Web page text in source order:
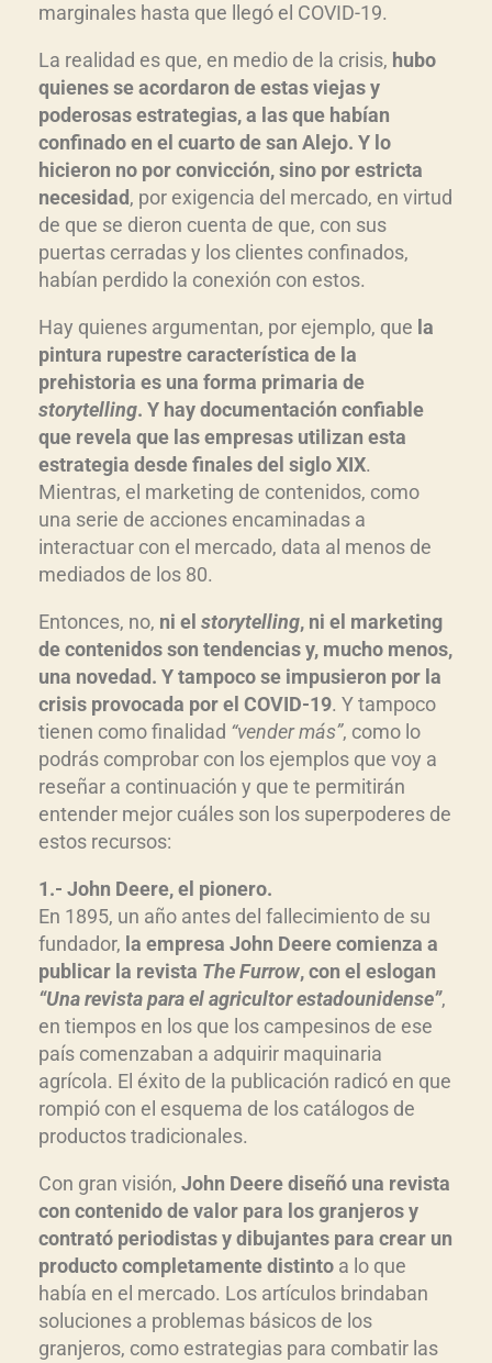
marginales hasta que llegó el COVID-19.
La realidad es que, en medio de la crisis, hubo
quienes se acordaron de estas viejas y
poderosas estrategias, a las que habían
confinado en el cuarto de san Alejo. Y lo
hicieron no por convicción, sino por estricta
necesidad, por exigencia del mercado, en virtud
de que se dieron cuenta de que, con sus
puertas cerradas y los clientes confinados,
habían perdido la conexión con estos.
Hay quienes argumentan, por ejemplo, que la
pintura rupestre característica de la
prehistoria es una forma primaria de
storytelling. Y hay documentación confiable
que revela que las empresas utilizan esta
estrategia desde finales del siglo XIX.
Mientras, el marketing de contenidos, como
una serie de acciones encaminadas a
interactuar con el mercado, data al menos de
mediados de los 80.
Entonces, no, ni el storytelling, ni el marketing
de contenidos son tendencias y, mucho menos,
una novedad. Y tampoco se impusieron por la
crisis provocada por el COVID-19. Y tampoco
tienen como finalidad “vender más”, como lo
podrás comprobar con los ejemplos que voy a
reseñar a continuación y que te permitirán
entender mejor cuáles son los superpoderes de
estos recursos:
1.- John Deere, el pionero.
En 1895, un año antes del fallecimiento de su
fundador, la empresa John Deere comienza a
publicar la revista The Furrow, con el eslogan
“Una revista para el agricultor estadounidense”,
en tiempos en los que los campesinos de ese
país comenzaban a adquirir maquinaria
agrícola. El éxito de la publicación radicó en que
rompió con el esquema de los catálogos de
productos tradicionales.
Con gran visión, John Deere diseñó una revista
con contenido de valor para los granjeros y
contrató periodistas y dibujantes para crear un
producto completamente distinto a lo que
había en el mercado. Los artículos brindaban
soluciones a problemas básicos de los
granjeros, como estrategias para combatir las